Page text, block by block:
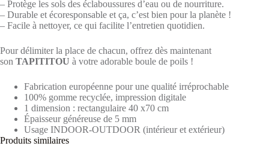
– Protège les sols des éclaboussures d’eau ou de nourriture.
– Durable et écoresponsable et ça, c’est bien pour la planète !
– Facile à nettoyer, ce qui facilite l’entretien quotidien.
Pour délimiter la place de chacun, offrez dès maintenant
son TAPITITOU à votre adorable boule de poils !
Fabrication européenne pour une qualité irréprochable
100% gomme recyclée, impression digitale
1 dimension : rectangulaire 40 x70 cm
Épaisseur généreuse de 5 mm
Usage INDOOR-OUTDOOR (intérieur et extérieur)
Produits similaires